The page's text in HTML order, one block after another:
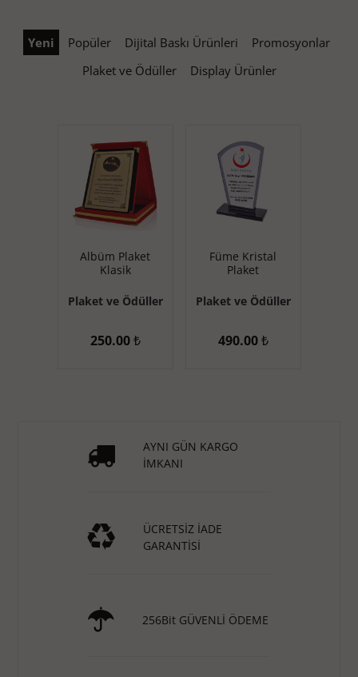
Yeni Popüler Dijital Baskı Ürünleri
Promosyonlar
Plaket ve Ödüller
Display Ürünler
Albüm Plaket
Klasik
Plaket ve Ödüller
250.00₺
Füme Kristal
Plaket
Plaket ve Ödüller
490.00₺
AYNI GÜN KARGO
İMKANI
ÜCRETSİZ İADE
GARANTİSİ
256Bit GÜVENLİ ÖDEME